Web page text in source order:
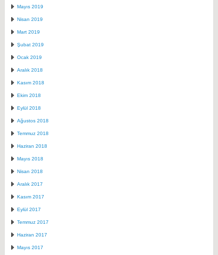
Mayıs 2019
Nisan 2019
Mart 2019
Şubat 2019
Ocak 2019
Aralık 2018
Kasım 2018
Ekim 2018
Eylül 2018
Ağustos 2018
Temmuz 2018
Haziran 2018
Mayıs 2018
Nisan 2018
Aralık 2017
Kasım 2017
Eylül 2017
Temmuz 2017
Haziran 2017
Mayıs 2017